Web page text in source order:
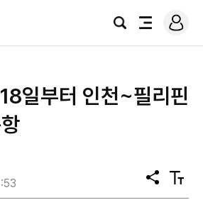
검
전
로
그
일부터 인천~필리핀
공
유
텍
스